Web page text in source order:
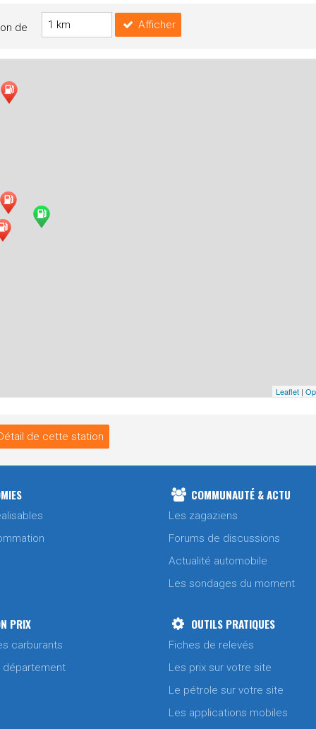
de Afficher
Leaflet |
de cette station
COMMUNAUTÉ & ACTU
Les zagaziens
Forums de discussions
Actualité automobile
Les sondages du moment
PRIX
carburants
département
OUTILS PRATIQUES
Fiches de relevés
Les prix sur votre site
Le pétrole sur votre site
Les applications mobiles